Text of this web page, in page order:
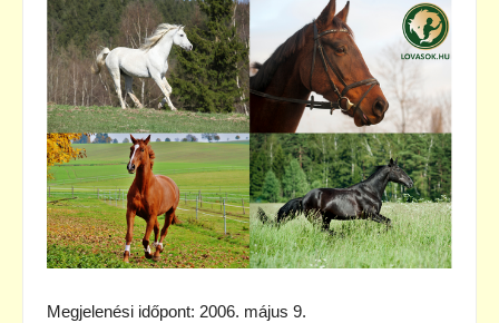
Megjelenési időpont: 2006. május 9.